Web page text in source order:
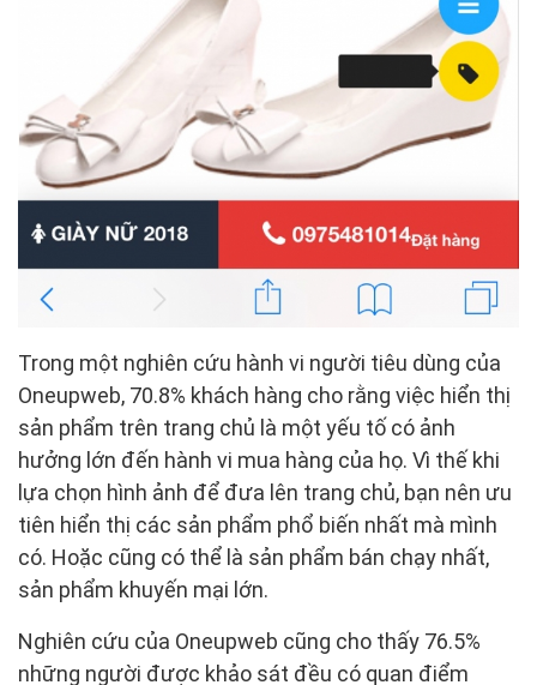
Trong một nghiên cứu hành vi người tiêu dùng của
Oneupweb, 70.8% khách hàng cho rằng việc hiển thị
sản phẩm trên trang chủ là một yếu tố có ảnh
hưởng lớn đến hành vi mua hàng của họ. Vì thế khi
lựa chọn hình ảnh để đưa lên trang chủ, bạn nên ưu
tiên hiển thị các sản phẩm phổ biến nhất mà mình
có. Hoặc cũng có thể là sản phẩm bán chạy nhất,
sản phẩm khuyến mại lớn.
Nghiên cứu của Oneupweb cũng cho thấy 76.5%
những người được khảo sát đều có quan điểm